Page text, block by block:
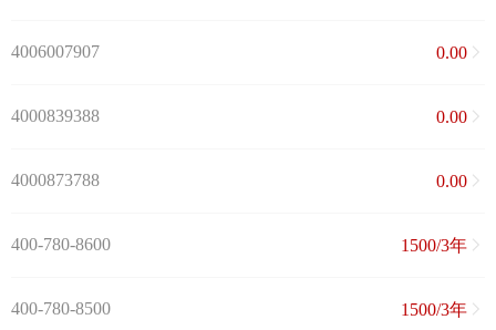
4006007907 0.00
4000839388 0.00
4000873788 0.00
400-780-8600 1500/3年
400-780-8500 1500/3年